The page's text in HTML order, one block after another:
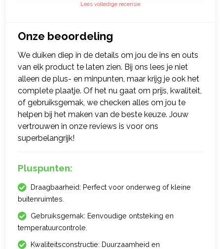
Lees volledige recensie
Onze beoordeling
We duiken diep in de details om jou de ins en outs
van elk product te laten zien. Bij ons lees je niet
alleen de plus- en minpunten, maar krijg je ook het
complete plaatje. Of het nu gaat om prijs, kwaliteit,
of gebruiksgemak, we checken alles om jou te
helpen bij het maken van de beste keuze. Jouw
vertrouwen in onze reviews is voor ons
superbelangrijk!
Pluspunten:
Draagbaarheid: Perfect voor onderweg of kleine
buitenruimtes.
Gebruiksgemak: Eenvoudige ontsteking en
temperatuurcontrole.
Kwaliteitsconstructie: Duurzaamheid en